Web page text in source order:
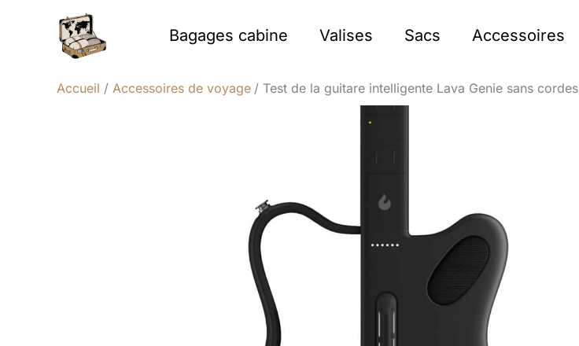
Bagages cabine Valises Sacs Accessoires
Accueil Accessoires de voyage Test de la guitare intelligente Lava Genie sans cordes